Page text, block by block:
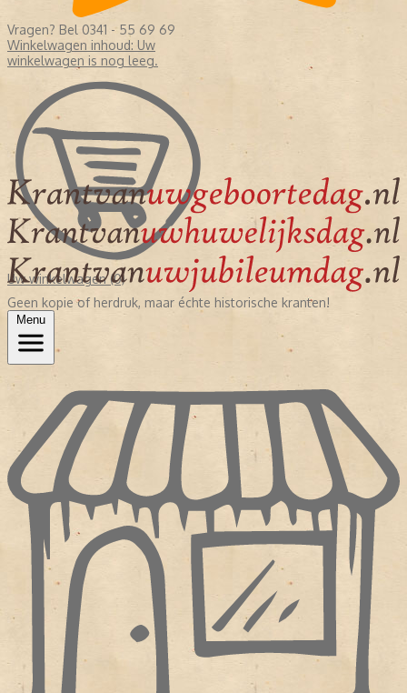
Vragen? Bel 0341 - 55 69 69
Winkelwagen inhoud: Uw
winkelwagen is nog leeg.
Uw winkelwagen (0)
Geen kopie of herdruk, maar échte historische kranten!
Menu